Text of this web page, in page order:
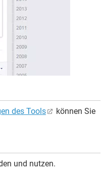
des Tools
können Sie
und nutzen.